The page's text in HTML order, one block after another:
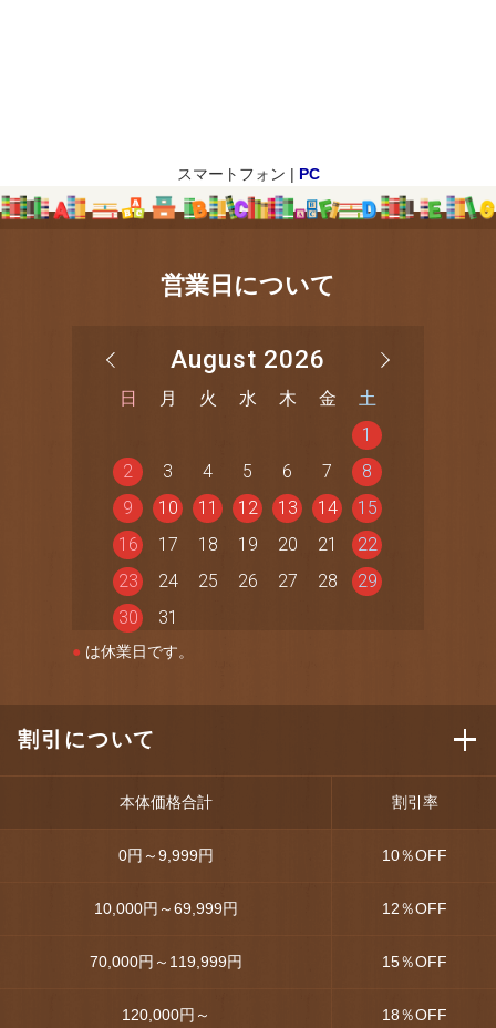
スマートフォン | PC
営業日について
August 2026
日 月 火 水 木 金
土
1
2
3 4 5 6 7
8
9
10 11 12 13 14
15
16
17 18 19 20 21
22
23
24 25 26 27 28
29
30
31
● は休業日です。
割引について
本体価格合計 割引率
0円～9,999円 10％OFF
10,000円～69,999円 12％OFF
70,000円～119,999円 15％OFF
120,000円～ 18％OFF